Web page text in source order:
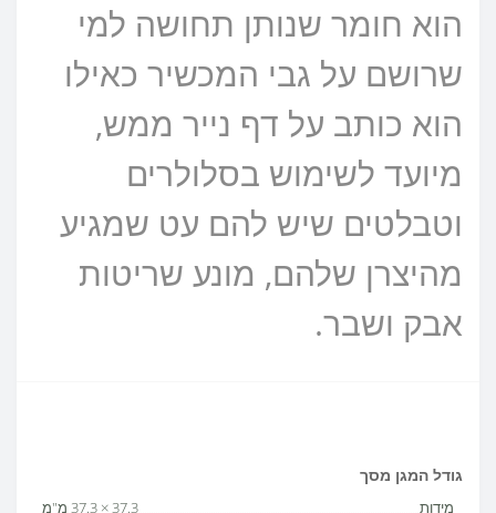
הוא חומר שנותן תחושה למי
שרושם על גבי המכשיר כאילו
הוא כותב על דף נייר ממש,
מיועד לשימוש בסלולרים
וטבלטים שיש להם עט שמגיע
מהיצרן שלהם, מונע שריטות
אבק ושבר.
גודל המגן מסך
מידות 37.3 × 37.3 מ"מ